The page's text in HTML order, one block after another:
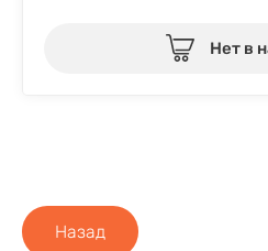
Нет в
Назад